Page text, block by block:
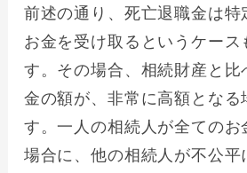
前述の通り、死亡退職金は特
お金を受け取るというケース
す。その場合、相続財産と比
金の額が、非常に高額となる
す。一人の相続人が全てのお
場合に、他の相続人が不公平